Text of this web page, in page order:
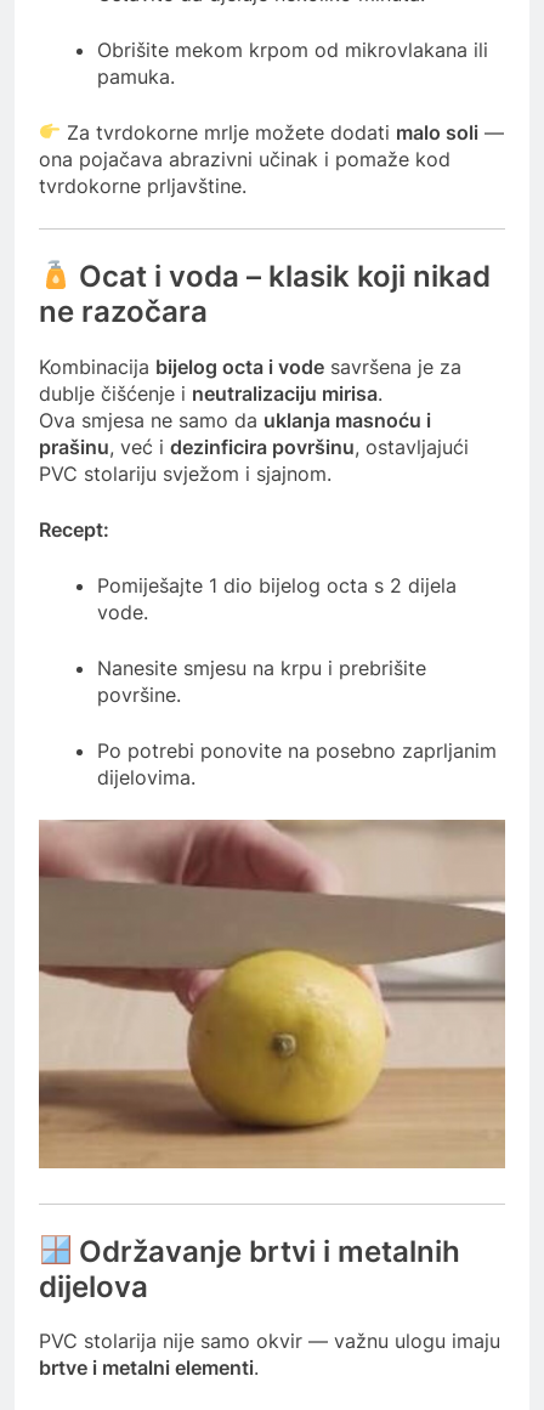
Obrišite mekom krpom od mikrovlakana ili
pamuka.
Za tvrdokorne mrlje možete dodati malo soli —
ona pojačava abrazivni učinak i pomaže kod
tvrdokorne prljavštine.
Ocat i voda – klasik koji nikad
ne razočara
Kombinacija bijelog octa i vode savršena je za
dublje čišćenje i neutralizaciju mirisa.
Ova smjesa ne samo da uklanja masnoću i
prašinu, već i dezinficira površinu, ostavljajući
PVC stolariju svježom i sjajnom.
Recept:
Pomiješajte 1 dio bijelog octa s 2 dijela
vode.
Nanesite smjesu na krpu i prebrišite
površine.
Po potrebi ponovite na posebno zaprljanim
dijelovima.
Održavanje brtvi i metalnih
dijelova
PVC stolarija nije samo okvir — važnu ulogu imaju
brtve i metalni elementi.